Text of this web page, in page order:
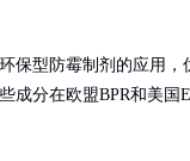
保型防霉制剂的应用
成分在欧盟BPR和美